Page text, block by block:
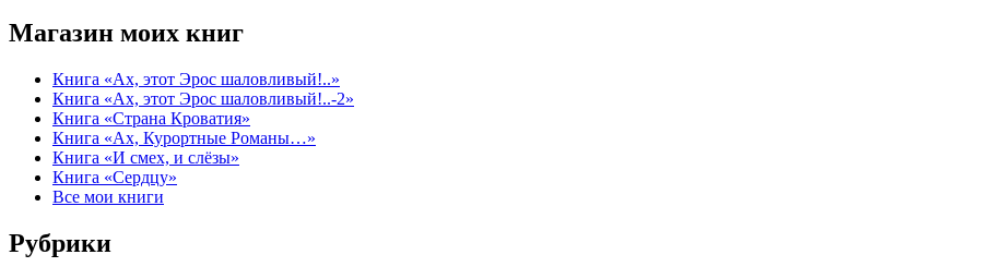
Магазин моих книг
Книга «Ах, этот Эрос шаловливый!..»
Книга «Ах, этот Эрос шаловливый!..-2»
Книга «Страна Кроватия»
Книга «Ах, Курортные Романы…»
Книга «И смех, и слёзы»
Книга «Сердцу»
Все мои книги
Рубрики